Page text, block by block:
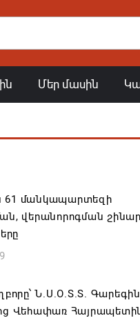
Մեր մասին
61 մանկապարտեզի
վերանորոգման
Ն.Ս.Օ.Տ.Տ.
Վեհափառ